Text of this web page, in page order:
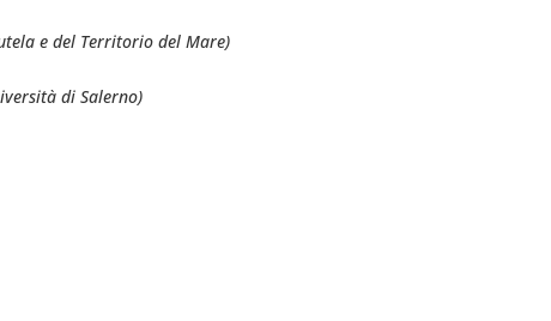
e del Territorio del Mare)
di Salerno)